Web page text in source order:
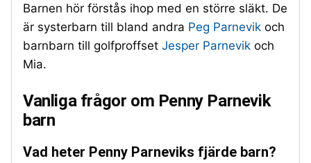
Barnen hör förstås ihop med en större släkt. De
är systerbarn till bland andra Peg Parnevik och
barnbarn till golfproffset Jesper Parnevik och
Mia.
Vanliga frågor om Penny Parnevik
barn
Vad heter Penny Parneviks fjärde barn?